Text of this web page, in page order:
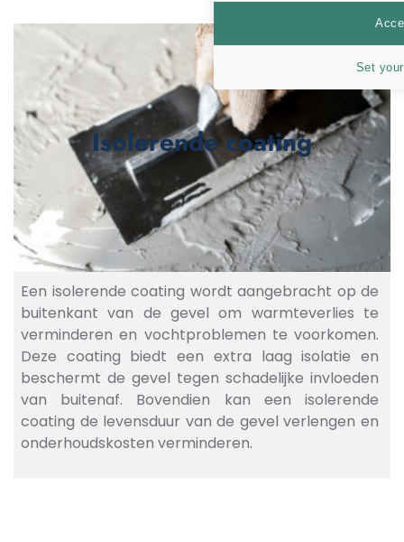
Isolerende coating
Een isolerende coating wordt aangebracht op de
buitenkant van de gevel om warmteverlies te
verminderen en vochtproblemen te voorkomen.
Deze coating biedt een extra laag isolatie en
beschermt de gevel tegen schadelijke invloeden
van buitenaf. Bovendien kan een isolerende
coating de levensduur van de gevel verlengen en
onderhoudskosten verminderen.
Set